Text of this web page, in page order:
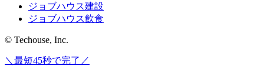
ジョブハウス建設
ジョブハウス飲食
© Techouse, Inc.
＼最短45秒で完了／